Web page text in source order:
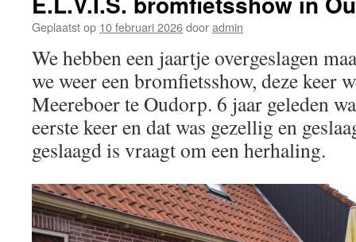
Geplaatst op 10 februari 2026dooradmin
We hebben een jaartje overgeslagen
we weer een bromfietsshow, deze keer
Meereboer te Oudorp. 6 jaar geleden
eerste keer en dat was gezellig en
geslaagd is vraagt om een herhaling.